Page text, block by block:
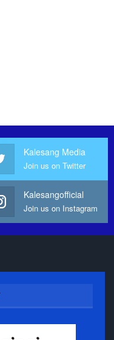
Kalesang Media
Join us on Twitter
Kalesangofficial
Join us on Instagram